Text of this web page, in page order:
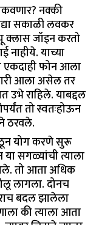
नक्की
सकाळी लवकर
क्लास जॉइन करतो
नाहीये. याच्या
एकदाही फोन आला
आला असेल तर
उभे राहिले. याबद्दल
तो स्वतःहोऊन
ठरवले.
करणे सुरू
सगळ्यांची त्याला
तो आता अधिक
लागला. दोनच
बदल झालेला
की त्याला आता